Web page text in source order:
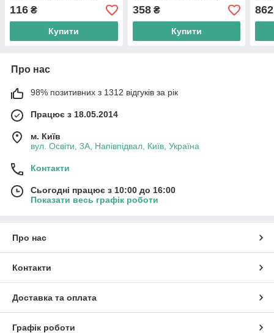
116 ₴
Купити
358₴
Купити
862
Про нас
98% позитивних з 1312 відгуків за рік
Працює з 18.05.2014
м. Київ
вул. Освіти, 3А, Напівпідвал, Київ, Україна
Контакти
Сьогодні працює з 10:00 до 16:00
Показати весь графік роботи
Про нас
Контакти
Доставка та оплата
Графік роботи